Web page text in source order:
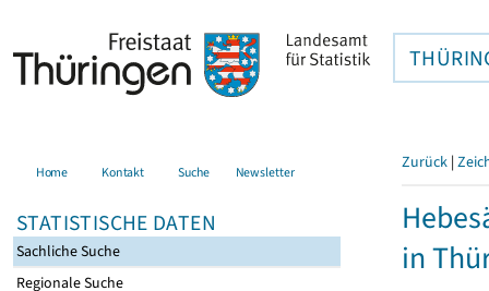
Home Kontakt Suche Newsletter
STATISTISCHE DATEN
Sachliche Suche
Regionale Suche
Zurück |
in